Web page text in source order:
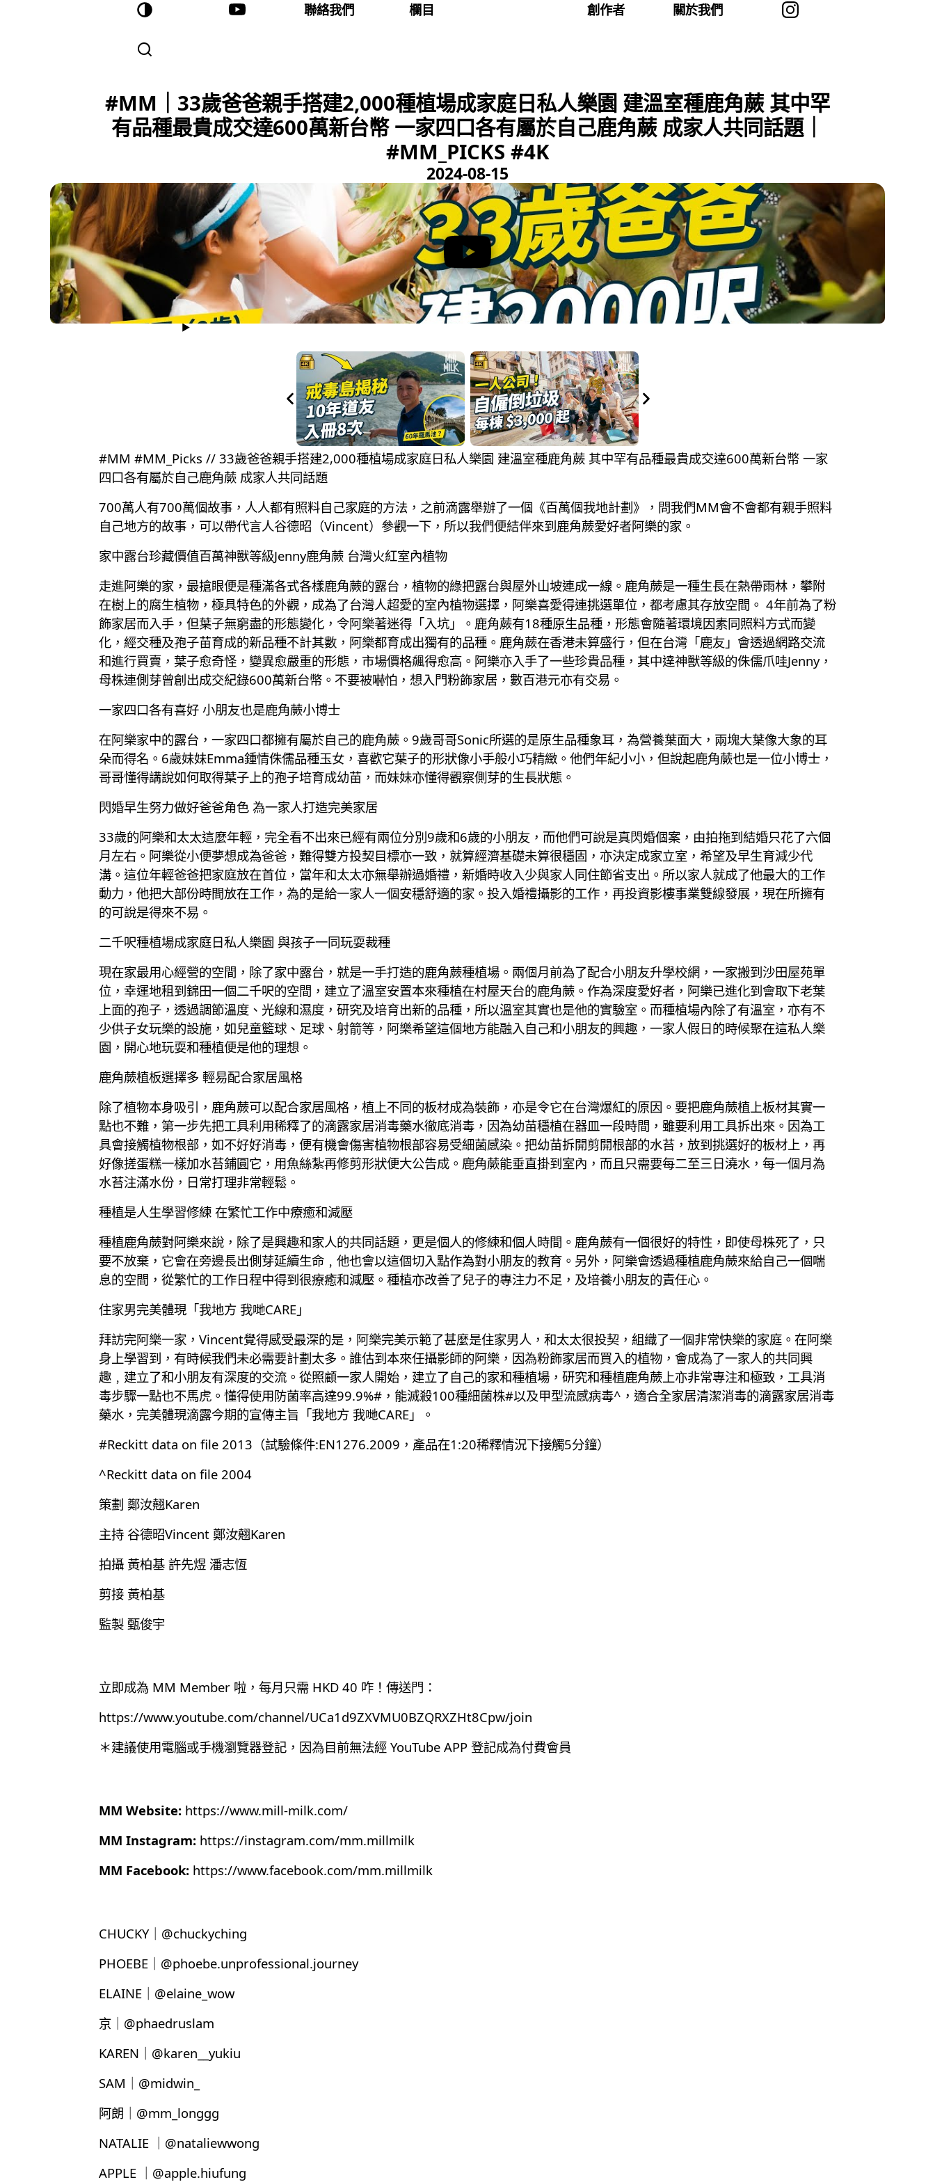
聯絡我們 欄目 創作者 關於我們
#MM｜33歲爸爸親手搭建2,000種植場成家庭日私人樂園 建溫室種鹿角蕨 其中罕
有品種最貴成交達600萬新台幣 一家四口各有屬於自己鹿角蕨 成家人共同話題｜
#MM_PICKS #4K
2024-08-15
#MM #MM_Picks // 33歲爸爸親手搭建2,000種植場成家庭日私人樂園 建溫室種鹿角蕨 其中罕有品種最貴成交達600萬新台幣 一家
四口各有屬於自己鹿角蕨 成家人共同話題
700萬人有700萬個故事，人人都有照料自己家庭的方法，之前滴露舉辦了一個《百萬個我地計劃》，問我們MM會不會都有親手照料
自己地方的故事，可以帶代言人谷德昭（Vincent）參觀一下，所以我們便結伴來到鹿角蕨愛好者阿樂的家。
家中露台珍藏價值百萬神獸等級Jenny鹿角蕨 台灣火紅室內植物
走進阿樂的家，最搶眼便是種滿各式各樣鹿角蕨的露台，植物的綠把露台與屋外山坡連成一線。鹿角蕨是一種生長在熱帶雨林，攀附
在樹上的腐生植物，極具特色的外觀，成為了台灣人超愛的室內植物選擇，阿樂喜愛得連挑選單位，都考慮其存放空間。 4年前為了粉
飾家居而入手，但葉子無窮盡的形態變化，令阿樂著迷得「入坑」。鹿角蕨有18種原生品種，形態會隨著環境因素同照料方式而變
化，經交種及孢子苗育成的新品種不計其數，阿樂都育成出獨有的品種。鹿角蕨在香港未算盛行，但在台灣「鹿友」會透過網路交流
和進行買賣，葉子愈奇怪，變異愈嚴重的形態，市場價格飆得愈高。阿樂亦入手了一些珍貴品種，其中達神獸等級的侏儒爪哇Jenny，
母株連側芽曾創出成交紀錄600萬新台幣。不要被嚇怕，想入門粉飾家居，數百港元亦有交易。
一家四口各有喜好 小朋友也是鹿角蕨小博士
在阿樂家中的露台，一家四口都擁有屬於自己的鹿角蕨。9歲哥哥Sonic所選的是原生品種象耳，為營養葉面大，兩塊大葉像大象的耳
朵而得名。6歲妹妹Emma鍾情侏儒品種玉女，喜歡它葉子的形狀像小手般小巧精緻。他們年紀小小，但說起鹿角蕨也是一位小博士，
哥哥懂得講說如何取得葉子上的孢子培育成幼苗，而妹妹亦懂得觀察側芽的生長狀態。
閃婚早生努力做好爸爸⻆色 為一家人打造完美家居
33歲的阿樂和太太這麼年輕，完全看不出來已經有兩位分別9歲和6歲的小朋友，而他們可說是真閃婚個案，由拍拖到結婚只花了六個
月左右。阿樂從小便夢想成為爸爸，難得雙方投契目標亦一致，就算經濟基礎未算很穩固，亦決定成家立室，希望及早生育減少代
溝。這位年輕爸爸把家庭放在首位，當年和太太亦無舉辦過婚禮，新婚時收入少與家人同住節省支出。所以家人就成了他最大的工作
動力，他把大部份時間放在工作，為的是給一家人一個安穩舒適的家。投入婚禮攝影的工作，再投資影樓事業雙線發展，現在所擁有
的可說是得來不易。
二千呎種植場成家庭日私人樂園 與孩子一同玩耍裁種
現在家最用心經營的空間，除了家中露台，就是一手打造的鹿角蕨種植場。兩個月前為了配合小朋友升學校網，一家搬到沙田屋苑單
位，幸運地租到錦田一個二千呎的空間，建立了溫室安置本來種植在村屋天台的鹿角蕨。作為深度愛好者，阿樂已進化到會取下老葉
上面的孢子，透過調節溫度、光線和濕度，研究及培育出新的品種，所以溫室其實也是他的實驗室。而種植場內除了有溫室，亦有不
少供子女玩樂的設施，如兒童籃球、足球、射箭等，阿樂希望這個地方能融入自己和小朋友的興趣，一家人假日的時候聚在這私人樂
園，開心地玩耍和種植便是他的理想。
鹿角蕨植板選擇多 輕易配合家居風格
除了植物本身吸引，鹿角蕨可以配合家居風格，植上不同的板材成為裝飾，亦是令它在台灣爆紅的原因。要把鹿角蕨植上板材其實一
點也不難，第一步先把工具利用稀釋了的滴露家居消毒藥水徹底消毒，因為幼苗穩植在器皿一段時間，雖要利用工具拆出來。因為工
具會接觸植物根部，如不好好消毒，便有機會傷害植物根部容易受細菌感染。把幼苗拆開剪開根部的水苔，放到挑選好的板材上，再
好像搓蛋糕一樣加水苔鋪圓它，用魚絲紮再修剪形狀便大公告成。鹿角蕨能垂直掛到室內，而且只需要每二至三日澆水，每一個月為
水苔注滿水份，日常打理非常輕鬆。
種植是人生學習修練 在繁忙工作中療癒和減壓
種植鹿角蕨對阿樂來說，除了是興趣和家人的共同話題，更是個人的修練和個人時間。鹿角蕨有一個很好的特性，即使母株死了，只
要不放棄，它會在旁邊長出側芽延續生命﹐他也會以這個切入點作為對小朋友的教育。另外，阿樂會透過種植鹿角蕨來給自己一個喘
息的空間，從繁忙的工作日程中得到很療癒和減壓。種植亦改善了兒子的專注力不足，及培養小朋友的責任心。
住家男完美體現「我地方 我哋CARE」
拜訪完阿樂一家，Vincent覺得感受最深的是，阿樂完美示範了甚麼是住家男人，和太太很投契，組織了一個非常快樂的家庭。在阿樂
身上學習到，有時候我們未必需要計劃太多。誰估到本來任攝影師的阿樂，因為粉飾家居而買入的植物，會成為了一家人的共同興
趣﹐建立了和小朋友有深度的交流。從照顧一家人開始，建立了自己的家和種植場，研究和種植鹿角蕨上亦非常專注和極致，工具消
毒步驟一點也不馬虎。懂得使用防菌率高達99.9%#，能滅殺100種細菌株#以及甲型流感病毒^，適合全家居清潔消毒的滴露家居消毒
藥水，完美體現滴露今期的宣傳主旨「我地方 我哋CARE」。
#Reckitt data on file 2013（試驗條件:EN1276.2009，產品在1:20稀釋情況下接觸5分鐘）
^Reckitt data on file 2004
策劃 鄭汝翹Karen
主持 谷德昭Vincent 鄭汝翹Karen
拍攝 黃柏基 許先煜 潘志恆
剪接 黃柏基
監製 甄俊宇
立即成為 MM Member 啦，每月只需 HKD 40 咋！傳送門：
https://www.youtube.com/channel/UCa1d9ZXVMU0BZQRXZHt8Cpw/join
＊建議使用電腦或手機瀏覽器登記，因為目前無法經 YouTube APP 登記成為付費會員
MM Website: https://www.mill-milk.com/
MM Instagram: https://instagram.com/mm.millmilk
MM Facebook: https://www.facebook.com/mm.millmilk
CHUCKY｜@chuckyching
PHOEBE｜@phoebe.unprofessional.journey
ELAINE｜@elaine_wow
京｜@phaedruslam
KAREN｜@karen__yukiu
SAM｜@midwin_
阿朗｜@mm_longgg
NATALIE ｜@nataliewwong
APPLE ｜@apple.hiufung